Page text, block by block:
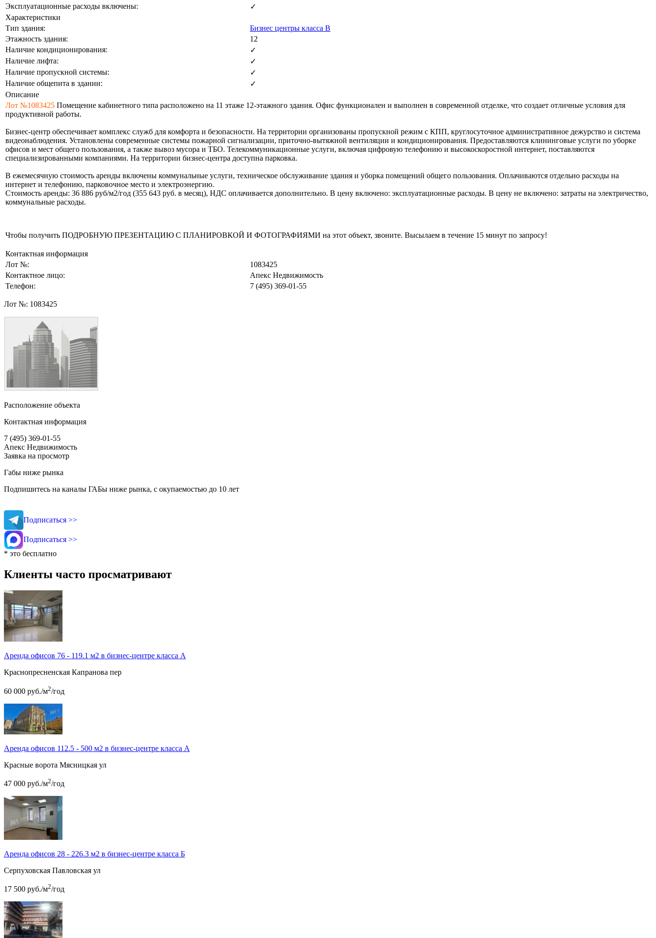
Эксплуатационные расходы включены:
✓
Характеристики
Тип здания:
Бизнес центры класса B
Этажность здания:
12
Наличие кондиционирования:
✓
Наличие лифта:
✓
Наличие пропускной системы:
✓
Наличие общепита в здании:
✓
Описание
Лот №1083425 Помещение кабинетного типа расположено на 11 этаже 12-этажного здания. Офис функционален и выполнен в современной отделке, что создает отличные условия для
продуктивной работы.
Бизнес-центр обеспечивает комплекс служб для комфорта и безопасности. На территории организованы пропускной режим с КПП, круглосуточное административное дежурство и система
видеонаблюдения. Установлены современные системы пожарной сигнализации, приточно-вытяжной вентиляции и кондиционирования. Предоставляются клининговые услуги по уборке
офисов и мест общего пользования, а также вывоз мусора и ТБО. Телекоммуникационные услуги, включая цифровую телефонию и высокоскоростной интернет, поставляются
специализированными компаниями. На территории бизнес-центра доступна парковка.
В ежемесячную стоимость аренды включены коммунальные услуги, техническое обслуживание здания и уборка помещений общего пользования. Оплачиваются отдельно расходы на
интернет и телефонию, парковочное место и электроэнергию.
Стоимость аренды: 36 886 руб/м2/год (355 643 руб. в месяц), НДС оплачивается дополнительно. В цену включено: эксплуатационные расходы. В цену не включено: затраты на электричество,
коммунальные расходы.
Чтобы получить ПОДРОБНУЮ ПРЕЗЕНТАЦИЮ С ПЛАНИРОВКОЙ И ФОТОГРАФИЯМИ на этот объект, звоните. Высылаем в течение 15 минут по запросу!
Контактная информация
Лот №:
1083425
Контактное лицо:
Апекс Недвижимость
Телефон:
7 (495) 369-01-55
Лот №: 1083425
Расположение объекта
Контактная информация
7 (495) 369-01-55
Апекс Недвижимость
Заявка на просмотр
Габы ниже рынка
Подпишитесь на каналы ГАБы ниже рынка, с окупаемостью до 10 лет
Подписаться >>
Подписаться >>
* это бесплатно
Клиенты часто просматривают
Аренда офисов 76 - 119.1 м2 в бизнес-центре класса А
Краснопресненская Капранова пер
60 000 руб./м2/год
Аренда офисов 112.5 - 500 м2 в бизнес-центре класса А
Красные ворота Мясницкая ул
47 000 руб./м2/год
Аренда офисов 28 - 226.3 м2 в бизнес-центре класса Б
Серпуховская Павловская ул
17 500 руб./м2/год